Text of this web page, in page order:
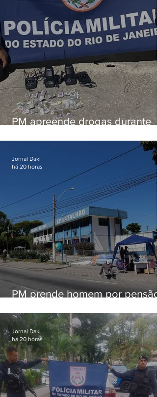
PM apreende drogas durante
PM prende homem por pensão
Jornal Daki
há 20 horas
Jornal Daki
há 20 horas